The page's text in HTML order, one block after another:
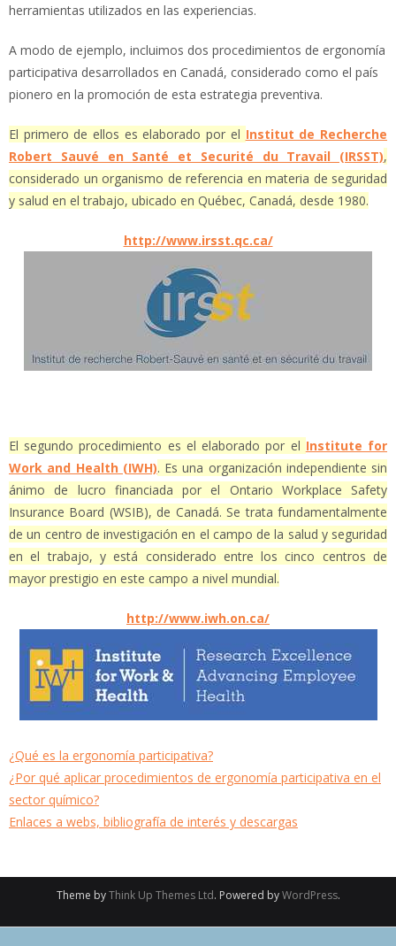
herramientas utilizados en las experiencias.
A modo de ejemplo, incluimos dos procedimientos de ergonomía
participativa desarrollados en Canadá, considerado como el país
pionero en la promoción de esta estrategia preventiva.
El primero de ellos es elaborado por el Institut de Recherche
Robert Sauvé en Santé et Securité du Travail (IRSST),
considerado un organismo de referencia en materia de seguridad
y salud en el trabajo, ubicado en Québec, Canadá, desde 1980.
http://www.irsst.qc.ca/
El segundo procedimiento es el elaborado por el Institute for
Work and Health (IWH). Es una organización independiente sin
ánimo de lucro financiada por el Ontario Workplace Safety
Insurance Board (WSIB), de Canadá. Se trata fundamentalmente
de un centro de investigación en el campo de la salud y seguridad
en el trabajo, y está considerado entre los cinco centros de
mayor prestigio en este campo a nivel mundial.
http://www.iwh.on.ca/
¿Qué es la ergonomía participativa?
¿Por qué aplicar procedimientos de ergonomía participativa en el
sector químico?
Enlaces a webs, bibliografía de interés y descargas
Theme byThink Up Themes Ltd. Powered byWordPress.